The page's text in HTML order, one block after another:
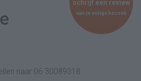
naar 06 30089318
schrijf een review
van je vorige bezoek